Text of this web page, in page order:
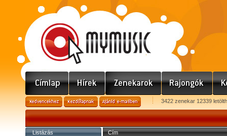
3422 zenekar 12339
Listázás Cím